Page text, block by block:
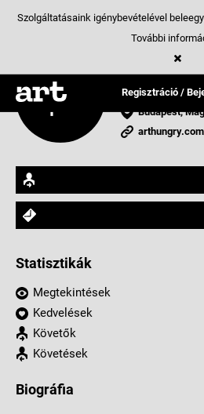
Regisztráció /
zleovszki
grafikus
Budapest,
Statisztikák
Megtekintések
Kedvelések
Követők
Követések
Biográfia
Szolgáltatásaink igénybevételével
További